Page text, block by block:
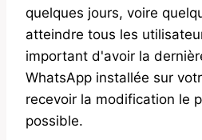
quelques jours, voire
atteindre tous les
important d'avoir la
WhatsApp installée sur
recevoir la modification le
possible.